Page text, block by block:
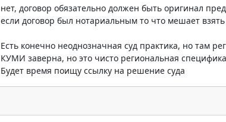
нет, договор обязательно должен быть оригинал
если договор был нотариальным то что мешает взять
Есть конечно неоднозначная суд практика, но там
КУМИ заверна, но это чисто региональная
Будет время поищу ссылку на решение суда